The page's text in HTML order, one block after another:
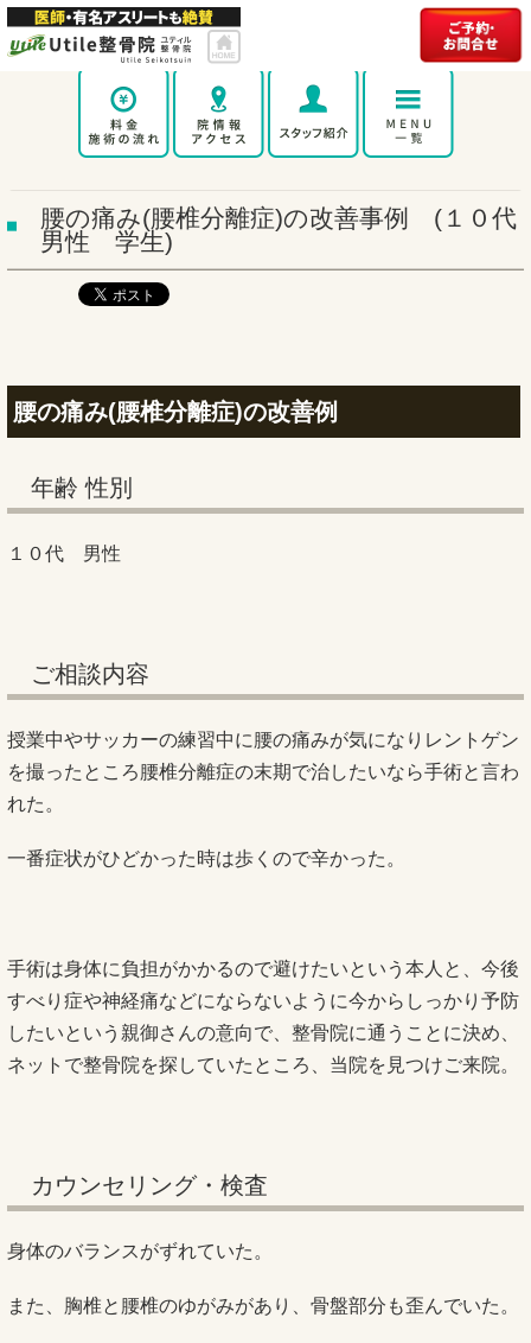
腰の痛み(腰椎分離症)の改善事例 (１０代
男性 学生)
腰の痛み(腰椎分離症)の改善例
年齢 性別
１０代 男性
ご相談内容
授業中やサッカーの練習中に腰の痛みが気になりレントゲン
を撮ったところ腰椎分離症の末期で治したいなら手術と言わ
れた。
一番症状がひどかった時は歩くので辛かった。
手術は身体に負担がかかるので避けたいという本人と、今後
すべり症や神経痛などにならないように今からしっかり予防
したいという親御さんの意向で、整骨院に通うことに決め、
ネットで整骨院を探していたところ、当院を見つけご来院。
カウンセリング・検査
身体のバランスがずれていた。
また、胸椎と腰椎のゆがみがあり、骨盤部分も歪んでいた。